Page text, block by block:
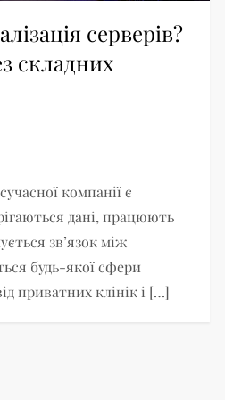
серверів?
складних
компанії є
дані, працюють
зв’язок між
будь-якої сфери
приватних клінік і […]